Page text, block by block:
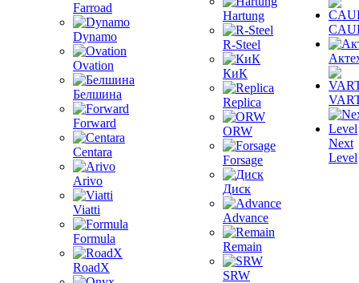
Farroad
Dynamo
Ovation
Белшина
Forward
Centara
Arivo
Viatti
Formula
RoadX
Hartung
R-Steel
КиК
Replica
ORW
Forsage
Диск
Advance
Remain
SRW
Next
Level